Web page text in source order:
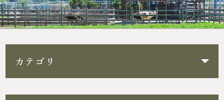
カテゴリ